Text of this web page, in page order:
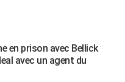
en prison avec Bellick
avec un agent du